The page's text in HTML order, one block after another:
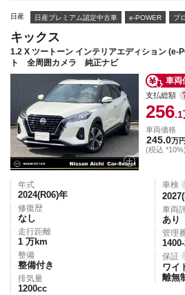
日産 日産プレミアム認定中古車 e-POWER プ
キックス
1.2 X ツートーン インテリアエディション (e-
ト 全周囲カメラ 純正ナビ
車両
支払総額
256.1
車両価格
245.0万円
(税込 *10%)
年式
2024(R06)年
修復歴
なし
走行距離
1 万km
整備
整備付き
排気量
1200cc
車検
車両
あり
管理
保証
ワイ
離無